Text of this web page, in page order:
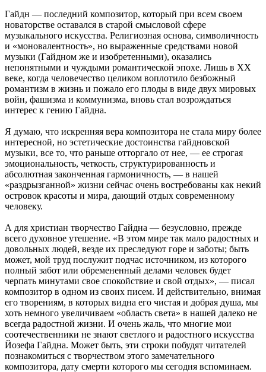
Гайдн — последний композитор, который при всем своем
новаторстве оставался в старой смысловой сфере
музыкального искусства. Религиозная основа, символичность
и «моновалентность», но выраженные средствами новой
музыки (Гайдном же и изобретенными), оказались
непонятными и чуждыми романтической эпохе. Лишь в XX
веке, когда человечество целиком воплотило безбожный
романтизм в жизнь и пожало его плоды в виде двух мировых
войн, фашизма и коммунизма, вновь стал возрождаться
интерес к гению Гайдна.
Я думаю, что искренняя вера композитора не стала миру более
интересной, но эстетические достоинства гайдновской
музыки, все то, что раньше отторгало от нее, — ее строгая
эмоциональность, четкость, структурированность и
абсолютная законченная гармоничность, — в нашей
«раздрызганной» жизни сейчас очень востребованы как некий
островок красоты и мира, дающий отдых современному
человеку.
А для христиан творчество Гайдна — безусловно, прежде
всего духовное утешение. «В этом мире так мало радостных и
довольных людей, везде их преследуют горе и заботы; быть
может, мой труд послужит подчас источником, из которого
полный забот или обремененный делами человек будет
черпать минутами свое спокойствие и свой отдых», — писал
композитор в одном из своих писем. И действительно, внимая
его творениям, в которых видна его чистая и добрая душа, мы
хоть немного увеличиваем «область света» в нашей далеко не
всегда радостной жизни. И очень жаль, что многие мои
соотечественники не знают светлого и радостного искусства
Йозефа Гайдна. Может быть, эти строки побудят читателей
познакомиться с творчеством этого замечательного
композитора, дату смерти которого мы сегодня вспоминаем.